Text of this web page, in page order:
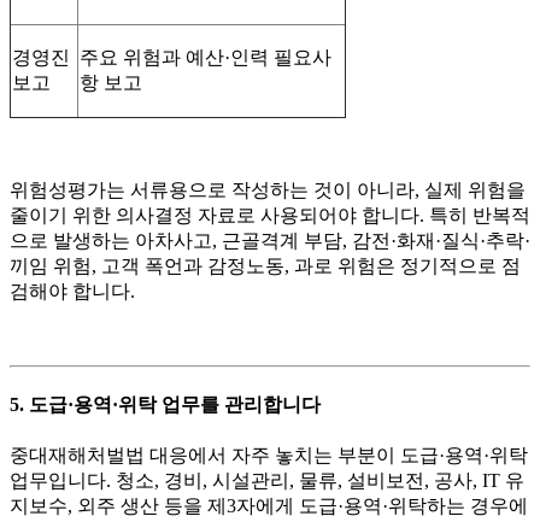
경영진
보고
주요 위험과 예산·인력 필요사
항 보고
위험성평가는 서류용으로 작성하는 것이 아니라, 실제 위험을
줄이기 위한 의사결정 자료로 사용되어야 합니다. 특히 반복적
으로 발생하는 아차사고, 근골격계 부담, 감전·화재·질식·추락·
끼임 위험, 고객 폭언과 감정노동, 과로 위험은 정기적으로 점
검해야 합니다.
5. 도급·용역·위탁 업무를 관리합니다
중대재해처벌법 대응에서 자주 놓치는 부분이 도급·용역·위탁
업무입니다. 청소, 경비, 시설관리, 물류, 설비보전, 공사, IT 유
지보수, 외주 생산 등을 제3자에게 도급·용역·위탁하는 경우에